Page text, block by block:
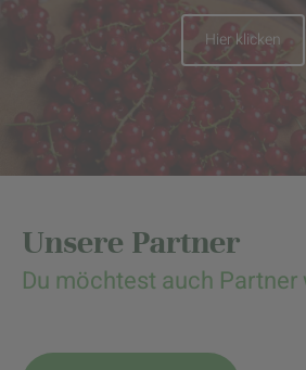
Hier klicken
Unsere Partner
Du möchtest auch Partner